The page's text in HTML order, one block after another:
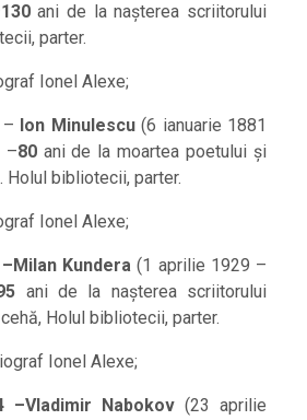
130ani de la nașterea scriitorului
parter.
Ionel Alexe;
– Ion Minulescu (6 ianuarie 1881
–80 ani de la moartea poetului și
Holul bibliotecii, parter.
Ionel Alexe;
Milan Kundera(1 aprilie 1929 –
ani de la nașterea scriitorului
Holul bibliotecii, parter.
Ionel Alexe;
–Vladimir Nabokov (23 aprilie